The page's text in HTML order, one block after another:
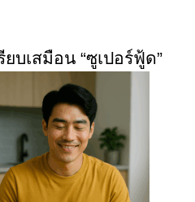
บเสมือน “ซูเปอร์ฟู้ด”